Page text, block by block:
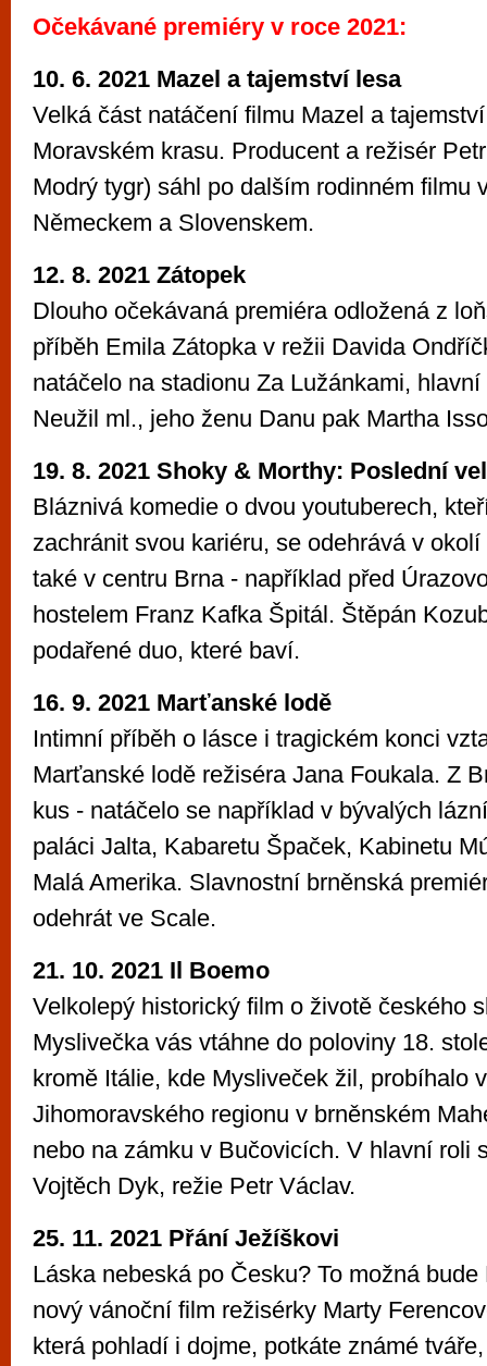
Očekávané premiéry v roce 2021:
10. 6. 2021 Mazel a tajemství lesa
Velká část natáčení filmu Mazel a
Moravském krasu. Producent a režisér
Modrý tygr) sáhl po dalším rodinném filmu
Německem a Slovenskem.
12. 8. 2021 Zátopek
Dlouho očekávaná premiéra odložená z
příběh Emila Zátopka v režii Davida
natáčelo na stadionu Za Lužánkami,
Neužil ml., jeho ženu Danu pak Martha
19. 8. 2021 Shoky & Morthy: Poslední
Bláznivá komedie o dvou youtuberech,
zachránit svou kariéru, se odehrává v
také v centru Brna - například před
hostelem Franz Kafka Špitál. Štěpán
podařené duo, které baví.
16. 9. 2021 Marťanské lodě
Intimní příběh o lásce i tragickém konci
Marťanské lodě režiséra Jana Foukala. Z
kus - natáčelo se například v bývalých
paláci Jalta, Kabaretu Špaček, Kabinetu
Malá Amerika. Slavnostní brněnská
odehrát ve Scale.
21. 10. 2021 Il Boemo
Velkolepý historický film o životě českého
Myslivečka vás vtáhne do poloviny 18.
kromě Itálie, kde Mysliveček žil, probíhalo
Jihomoravského regionu v brněnském
nebo na zámku v Bučovicích. V hlavní roli
Vojtěch Dyk, režie Petr Václav.
25. 11. 2021 Přání Ježíškovi
Láska nebeská po Česku? To možná
nový vánoční film režisérky Marty
která pohladí i dojme, potkáte známé